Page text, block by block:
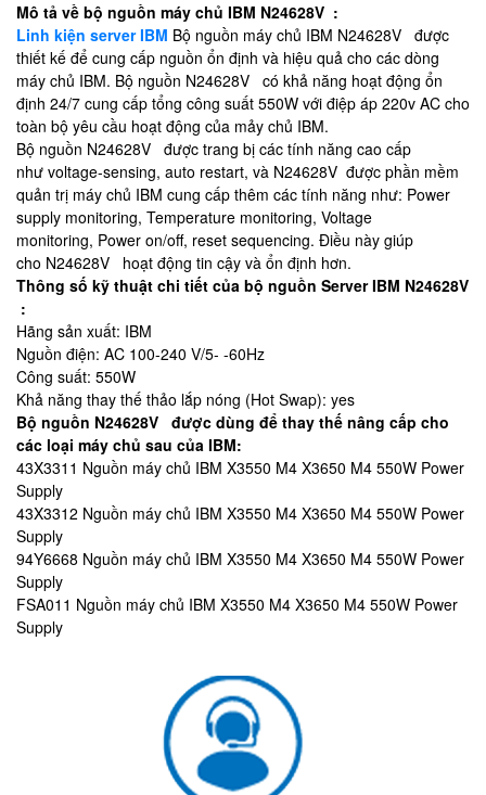
Mô tả về bộ nguồn máy chủ IBM N24628V :
Linh kiện server IBM Bộ nguồn máy chủ IBM N24628V được
thiết kế để cung cấp nguồn ổn định và hiệu quả cho các dòng
máy chủ IBM. Bộ nguồn N24628V có khả năng hoạt động ổn
định 24/7 cung cấp tổng công suất 550W với điệp áp 220v AC cho
toàn bộ yêu cầu hoạt động của mảy chủ IBM.
Bộ nguồn N24628V được trang bị các tính năng cao cấp
như voltage-sensing, auto restart, và N24628V được phần mềm
quản trị máy chủ IBM cung cấp thêm các tính năng như: Power
supply monitoring, Temperature monitoring, Voltage
monitoring, Power on/off, reset sequencing. Điều này giúp
cho N24628V ​ hoạt động tin cậy và ổn định hơn.
Thông số kỹ thuật chi tiết của bộ nguồn Server IBM N24628V
:
Hãng sản xuất: IBM
Nguồn điện: AC 100-240 V/5- -60Hz
Công suất: 550W
Khả năng thay thế thảo lắp nóng (Hot Swap): yes
Bộ nguồn N24628V được dùng để thay thế nâng cấp cho
các loại máy chủ sau của IBM:
43X3311 Nguồn máy chủ IBM X3550 M4 X3650 M4 550W Power
Supply
43X3312 Nguồn máy chủ IBM X3550 M4 X3650 M4 550W Power
Supply
94Y6668 Nguồn máy chủ IBM X3550 M4 X3650 M4 550W Power
Supply
FSA011 Nguồn máy chủ IBM X3550 M4 X3650 M4 550W Power
Supply